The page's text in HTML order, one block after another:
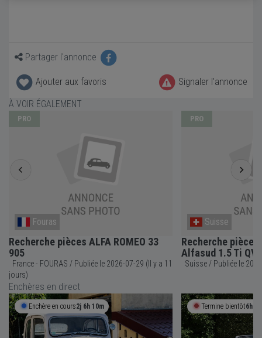
Partager l'annonce
Ajouter aux favoris
Signaler l'annonce
À VOIR ÉGALEMENT
PRO
Fouras
Recherche pièces ALFA ROMEO 33
905
France - FOURAS / Publiée le 2026-07-29 (Il y a 11
jours)
PRO
Suisse
Recherche pièces
Alfasud 1.5 Ti QV
Suisse /
Enchères en direct
Enchère en cours2j 6h 10m Termine bientôt6h